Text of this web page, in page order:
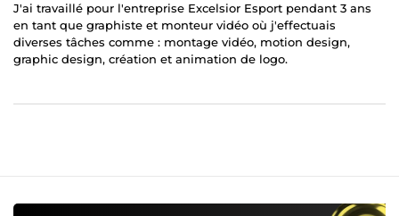
J'ai travaillé pour l'entreprise Excelsior Esport pendant 3 ans
en tant que graphiste et monteur vidéo où j'effectuais
diverses tâches comme : montage vidéo, motion design,
graphic design, création et animation de logo.